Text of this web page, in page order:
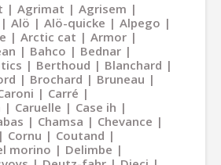
Agrimat
Agrisem
Alö Alö-quicke
Alpego
Arctic cat
Armor
Bahco
Bednar
Berthoud
Blanchard
Brochard
Bruneau
Carré
Caruelle
Case ih
Chamsa
Chevance
Cornu
Coutand
morino
Delimbe